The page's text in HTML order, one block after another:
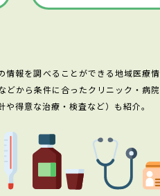
報を調べることができる地域医療情
から条件に合ったクリニック・病
得意な治療・検査など）も紹介。